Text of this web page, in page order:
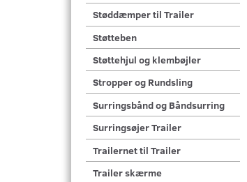
Støddæmper til Trailer
Støtteben
Støttehjul og klembøjler
Stropper og Rundsling
Surringsbånd og Båndsurring
Surringsøjer Trailer
Trailernet til Trailer
Trailer skærme